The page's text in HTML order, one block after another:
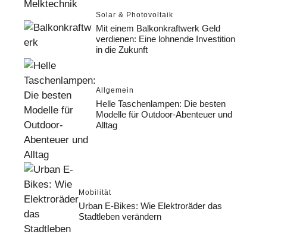
Solar & Photovoltaik
Mit einem Balkonkraftwerk Geld
verdienen: Eine lohnende Investition
in die Zukunft
Allgemein
Helle Taschenlampen: Die besten
Modelle für Outdoor-Abenteuer und
Alltag
Mobilität
Urban E-Bikes: Wie Elektroräder das
Stadtleben verändern